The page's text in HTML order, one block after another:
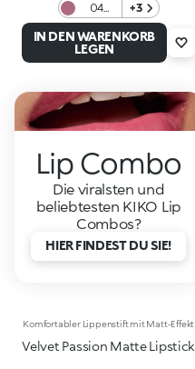
04
Mauve
on
+3
IN DEN WARENKORB
LEGEN
Lip Combo
Die viralsten und
beliebtesten KIKO Lip
Combos?
HIER FINDEST DU SIE!
Komfortabler Lippenstift mit Matt-Effekt
Velvet Passion Matte Lipstick